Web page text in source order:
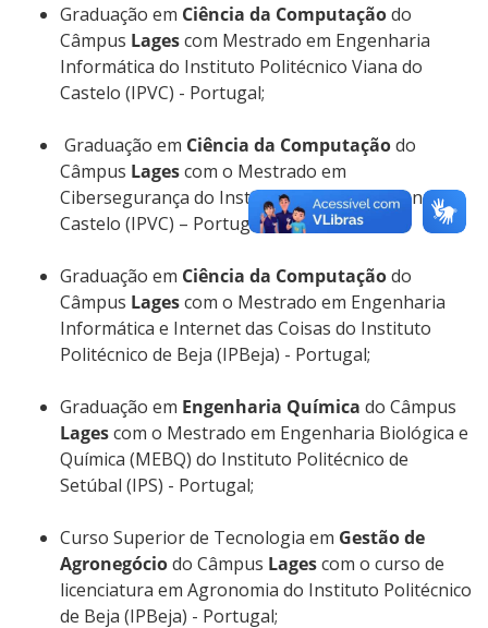
Graduação em Ciência da Computaçãodo
Câmpus Lagescom Mestrado em Engenharia
Informática do Instituto Politécnico Viana do
Castelo (IPVC) - Portugal;
Graduação em Ciência da Computaçãodo
Câmpus Lagescom o Mestrado em
Cibersegurança do Instituto Politécnico Viana do
Castelo (IPVC) – Portugal;
Graduação em Ciência da Computaçãodo
Câmpus Lagescom o Mestrado em Engenharia
Informática e Internet das Coisas do Instituto
Politécnico de Beja (IPBeja) - Portugal;
Graduação em Engenharia Química do Câmpus
Lagescom o Mestrado em Engenharia Biológica e
Química (MEBQ) do Instituto Politécnico de
Setúbal (IPS) - Portugal;
Curso Superior de Tecnologia em Gestão de
Agronegóciodo Câmpus Lagescom o curso de
licenciatura em Agronomia do Instituto Politécnico
de Beja (IPBeja) - Portugal;